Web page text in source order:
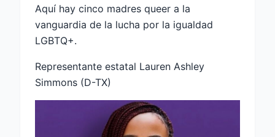
Aquí hay cinco madres queer a la
vanguardia de la lucha por la igualdad
LGBTQ+.
Representante estatal Lauren Ashley
Simmons (D-TX)